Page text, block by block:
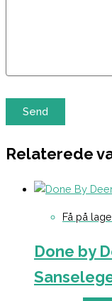
Relaterede
Få på
Done by